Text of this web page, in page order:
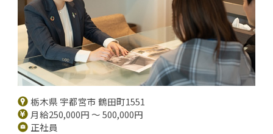
栃木県 宇都宮市 鶴田町1551
月給250,000円 ～ 500,000円
正社員